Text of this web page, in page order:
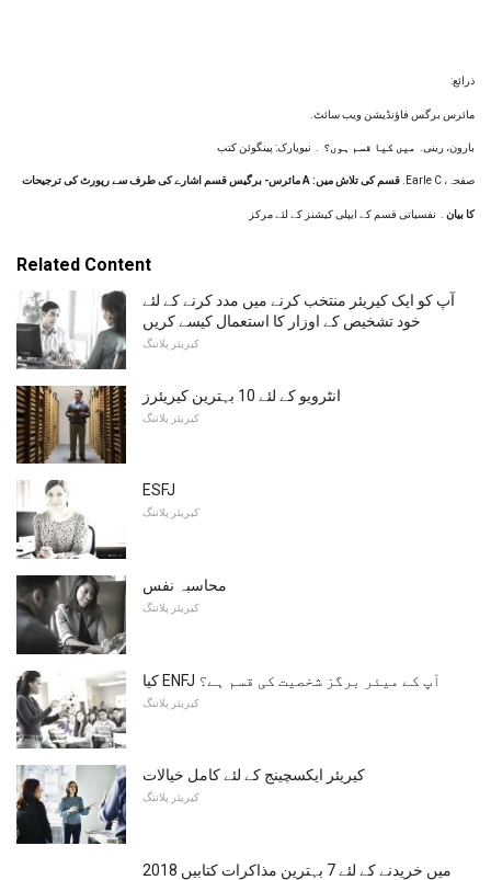
ذرائع:
مائرس برگس فاؤنڈیشن ویب سائٹ.
بارون، رینی. میں کیا قسم ہوں؟ نیویارک: پینگوئن کتب
صفحہ، Earle C. قسم کی تلاش میں: A مائرس- برگیس قسم اشارے کی طرف سے رپورٹ کی ترجیحات
کا بیان نفسیاتی قسم کے ایپلی کیشنز کے لئے مرکز
Related Content
آپ کو ایک کیریئر منتخب کرنے میں مدد کرنے کے لئے
خود تشخیص کے اوزار کا استعمال کیسے کریں
کیریئر پلاننگ
انٹرویو کے لئے 10 بہترین کیریئرز
کیریئر پلاننگ
ESFJ
کیریئر پلاننگ
محاسبہ نفس
کیریئر پلاننگ
کیا ENFJ آپ کے میئر برگز شخصیت کی قسم ہے؟
کیریئر پلاننگ
کیریئر ایکسچینج کے لئے کامل خیالات
کیریئر پلاننگ
2018 میں خریدنے کے لئے 7 بہترین مذاکرات کتابیں